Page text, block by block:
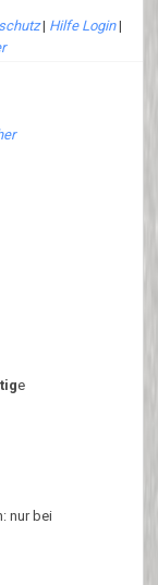
| Hilfe Login|
e
nur bei